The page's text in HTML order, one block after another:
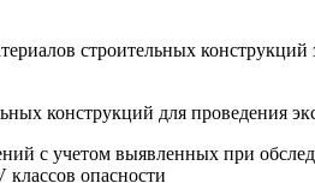
строительных
конструкций для проведения
с учетом выявленных при
опасности